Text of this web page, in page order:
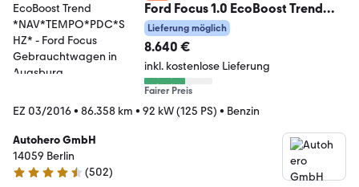
Ford Focus 1.0 EcoBoost Trend
*NAV*TEMPO*PDC*SHZ*
Lieferung möglich
8.640 €
inkl. kostenlose Lieferung
Fairer Preis
EZ 03/2016• 86.358 km • 92 kW (125 PS) • Benzin
Autohero GmbH
14059 Berlin
4.5 Sterne
(502)